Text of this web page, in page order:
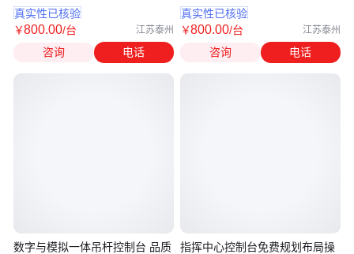
简单
真实性已核验
￥800.00/台 江苏泰州
咨询 电话
数字与模拟一体吊杆控制台 品质
真实性已核验
￥800.00/台 江苏泰州
咨询 电话
指挥中心控制台免费规划布局操